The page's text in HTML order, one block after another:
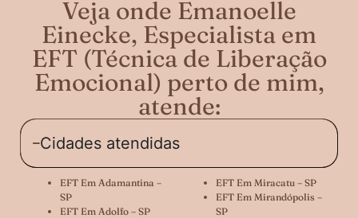
Veja onde Emanoelle
Einecke, Especialista em
EFT (Técnica de Liberação
Emocional) perto de mim,
atende:
Cidades atendidas
EFT Em Adamantina –
SP
EFT Em Adolfo – SP
EFT Em Miracatu – SP
EFT Em Mirandópolis –
SP